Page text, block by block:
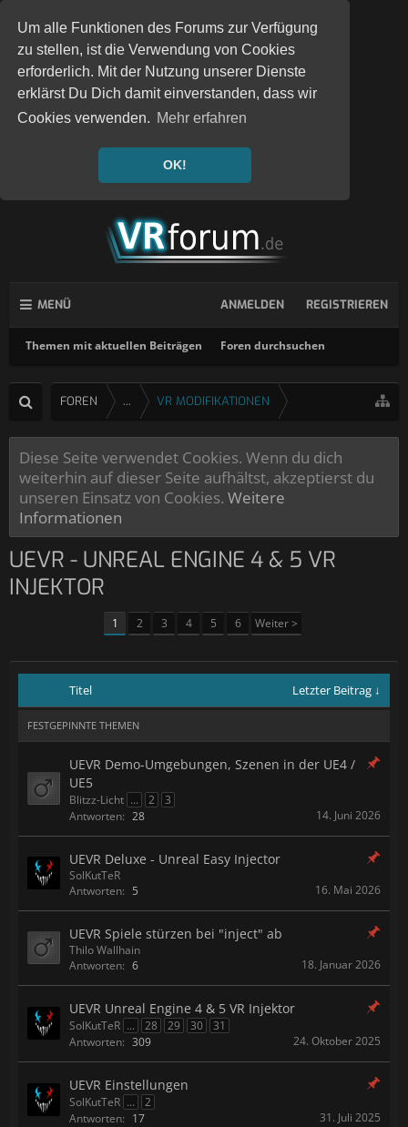
Um alle Funktionen des Forums zur Verfügung
zu stellen, ist die Verwendung von Cookies
erforderlich. Mit der Nutzung unserer Dienste
erklärst Du Dich damit einverstanden, dass wir
Cookies verwenden. Mehr erfahren
OK!
MENÜ
Themen mit aktuellen Beiträgen Foren durchsuchen
ANMELDEN REGISTRIEREN
FOREN ... VR MODIFIKATIONEN
Diese Seite verwendet Cookies. Wenn du dich
weiterhin auf dieser Seite aufhältst, akzeptierst du
unseren Einsatz von Cookies. Weitere
Informationen
UEVR - UNREAL ENGINE 4 & 5 VR
INJEKTOR
1 2 3 4 5 6 Weiter >
Titel Letzter Beitrag ↓
FESTGEPINNTE THEMEN
UEVR Demo-Umgebungen, Szenen in der UE4 /
UE5
Blitzz-Licht ... 2
3
Antworten: 28 14. Juni 2026
UEVR Deluxe - Unreal Easy Injector
SolKutTeR
Antworten: 5 16. Mai 2026
UEVR Spiele stürzen bei "inject" ab
Thilo Wallhain
Antworten: 6 18. Januar 2026
UEVR Unreal Engine 4 & 5 VR Injektor
SolKutTeR ... 28 29 30
31
Antworten: 309 24. Oktober 2025
UEVR Einstellungen
SolKutTeR ...
2
Antworten: 17 31. Juli 2025